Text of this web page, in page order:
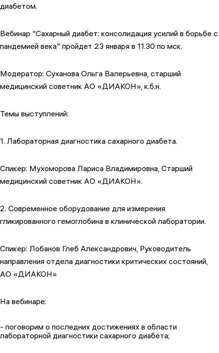
диабетом.
Вебинар "Сахарный диабет: консолидация усилий в борьбе с
пандемией века" пройдет 23 января в 11.30 по мск.
Модератор: Суханова Ольга Валерьевна, старший
медицинский советник АО «ДИАКОН», к.б.н.
Темы выступлений:
1. Лабораторная диагностика сахарного диабета.
Спикер: Мухоморова Лариса Владимировна, Старший
медицинский советник АО «ДИАКОН».
2. Современное оборудование для измерения
гликированного гемоглобина в клинической лаборатории.
Спикер: Лобанов Глеб Александрович, Руководитель
направления отдела диагностики критических состояний,
АО «ДИАКОН»
На вебинаре:
- поговорим о последних достижениях в области
лабораторной диагностики сахарного диабета;